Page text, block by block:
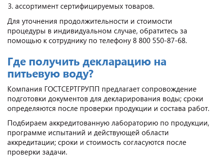
ассортимент сертифицируемых товаров.
Для уточнения продолжительности и стоимости
процедуры в индивидуальном случае, обратитесь за
помощью к сотруднику по телефону 8 800 550-87-68.
Где получить декларацию на
питьевую воду?
Компания ГОСТСЕРТГРУПП предлагает сопровождение
подготовки документов для декларирования воды; сроки
определяются после проверки продукции и состава работ.
Подбираем аккредитованную лабораторию по продукции,
программе испытаний и действующей области
аккредитации; сроки и стоимость согласуются после
проверки задачи.